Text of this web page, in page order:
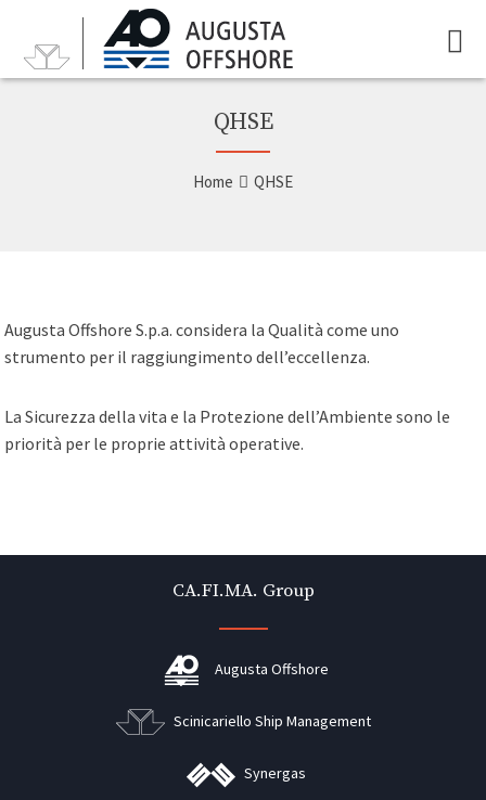
QHSE
Home QHSE
Augusta Offshore S.p.a. considera la Qualità come uno
strumento per il raggiungimento dell’eccellenza.
La Sicurezza della vita e la Protezione dell’Ambiente sono le
priorità per le proprie attività operative.
CA.FI.MA. Group
Augusta Offshore
Scinicariello Ship Management
Synergas